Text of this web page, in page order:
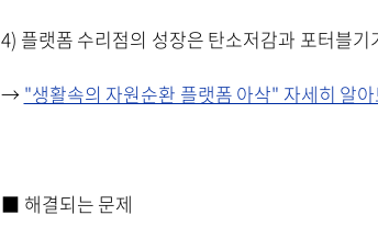
4) 플랫폼 수리점의 성장은 탄소저감과 포터블
→ "생활속의 자원순환 플랫폼 아삭" 자세히 알
■ 해결되는 문제